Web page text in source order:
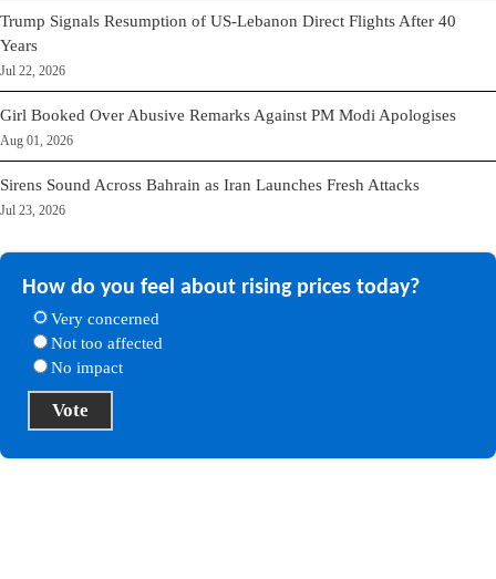
Trump Signals Resumption of US-Lebanon Direct Flights After 40
Years
Jul 22, 2026
Girl Booked Over Abusive Remarks Against PM Modi Apologises
Aug 01, 2026
Sirens Sound Across Bahrain as Iran Launches Fresh Attacks
Jul 23, 2026
How do you feel about rising prices today?
Very concerned
Not too affected
No impact